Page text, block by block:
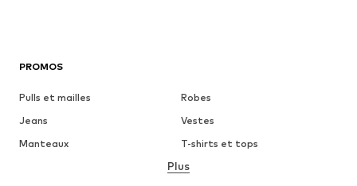
PROMOS
Pulls et mailles
Robes
Jeans
Vestes
Manteaux
T-shirts et tops
Lingerie
Plus